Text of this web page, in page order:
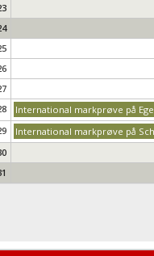
International markprøve på
International markprøve på